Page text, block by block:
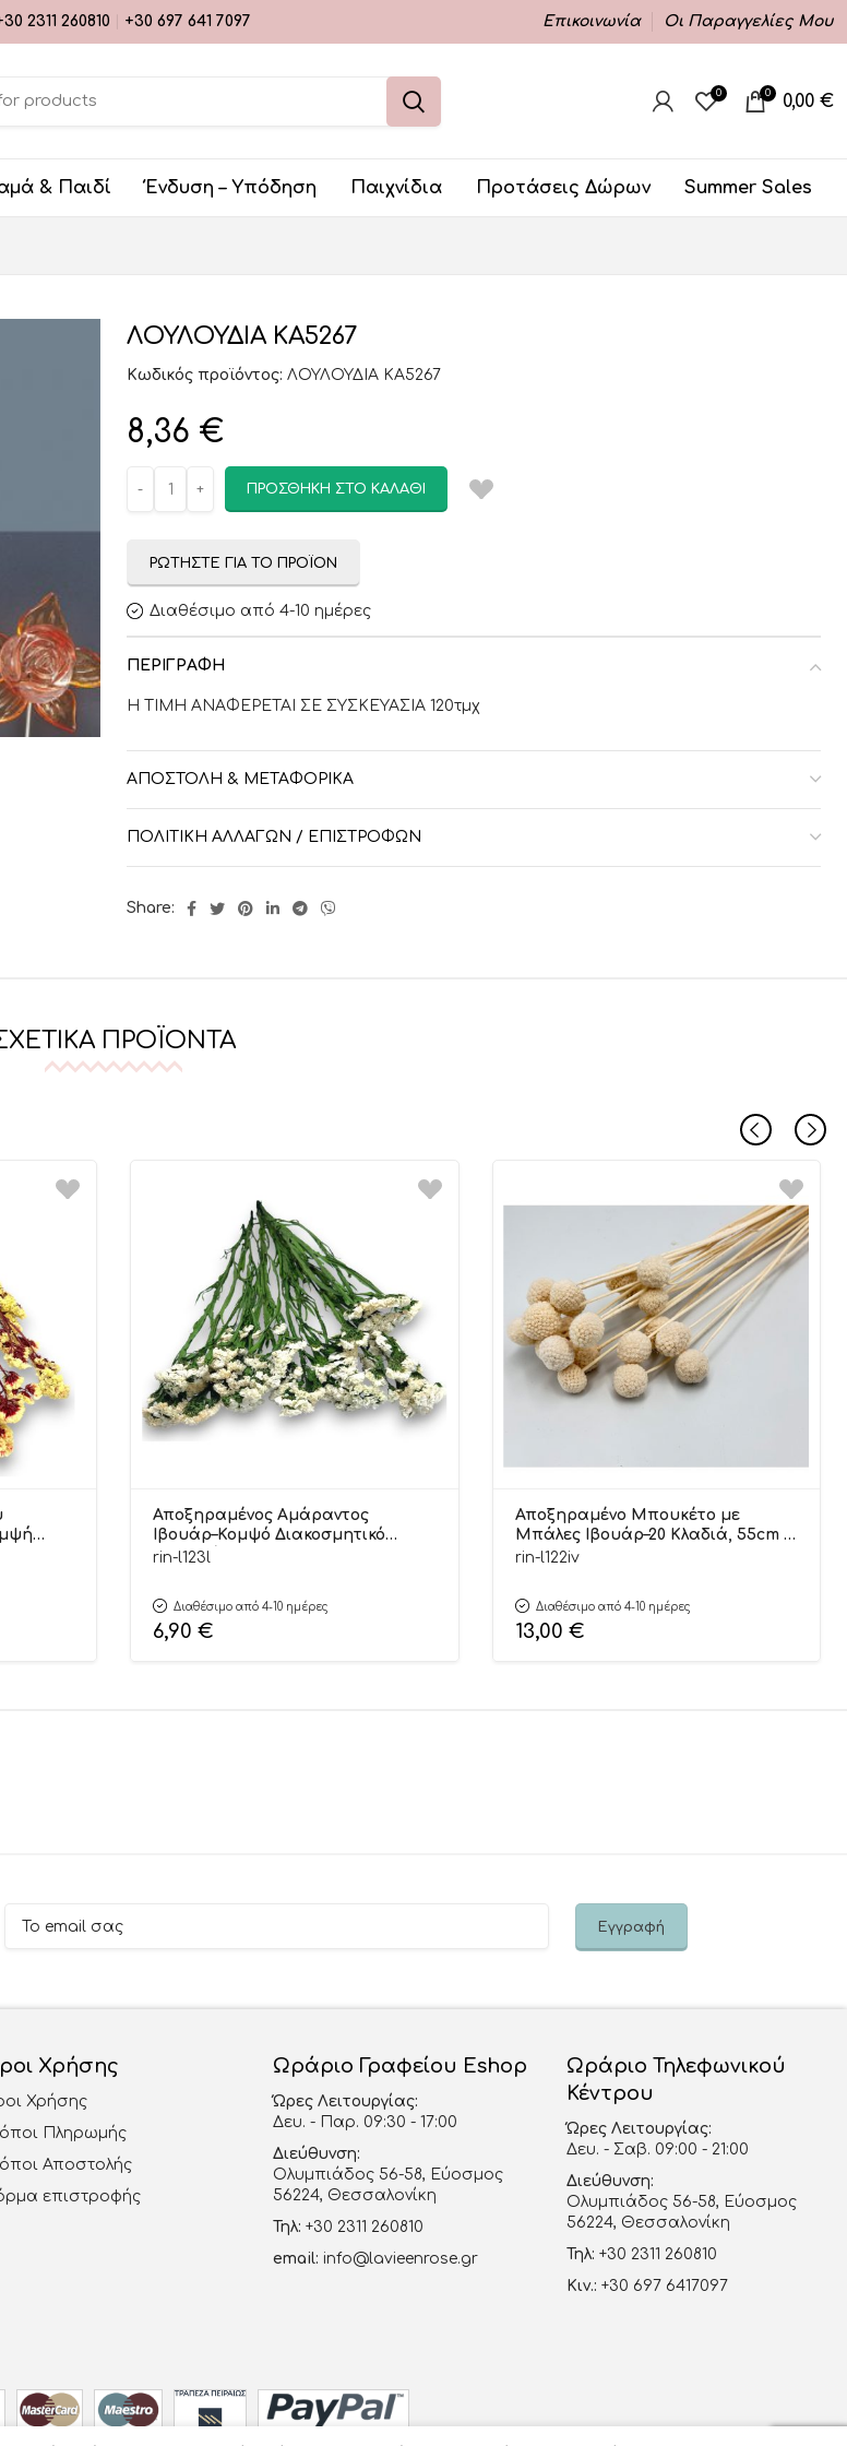
2311 260810 +30 697 641 7097 Επικοινωνία Οι Παραγγελίες Μου
0 0 0,00 €
& Παιδί Ένδυση – Υπόδηση Παιχνίδια Προτάσεις Δώρων Summer Sales
ΛΟΥΛΟΥΔΙΑ ΚΑ5267
Κωδικός προϊόντος: ΛΟΥΛΟΥΔΙΑ ΚΑ5267
8,36 €
ΠΡΟΣΘΉΚΗ ΣΤΟ ΚΑΛΆΘΙ
ΡΩΤΉΣΤΕ ΓΙΑ ΤΟ ΠΡΟΪΌΝ
Διαθέσιμο από 4-10 ημέρες
ΠΕΡΙΓΡΑΦΉ
Η ΤΙΜΗ ΑΝΑΦΕΡΕΤΑΙ ΣΕ ΣΥΣΚΕΥΑΣΙΑ 120τμχ
ΑΠΟΣΤΟΛΉ & ΜΕΤΑΦΟΡΙΚΆ
ΠΟΛΙΤΙΚΉ ΑΛΛΑΓΏΝ / ΕΠΙΣΤΡΟΦΏΝ
Share:
ΠΡΟΪΌΝΤΑ
Αποξηραμένος Αμάραντος
Ιβουάρ–Κομψό Διακοσμητικό
Μπουκέτο 70cm | Λ123Λ Riniotis
rin-l123l
Διαθέσιμο από 4-10 ημέρες
6,90 €
Αποξηραμένο Μπουκέτο με
Μπάλες Ιβουάρ–20 Κλαδιά, 55cm |
Λ122ΙΒ Riniotis
rin-l122iv
Διαθέσιμο από 4-10 ημέρες
13,00 €
Χρήσης
Χρήσης
Πληρωμής
Αποστολής
επιστροφής
Ωράριο Γραφείου Eshop
Ώρες Λειτουργίας:
Δευ. - Παρ. 09:30 - 17:00
Διεύθυνση:
Ολυμπιάδος 56-58, Εύοσμος
56224, Θεσσαλονίκη
Τηλ: +30 2311 260810
email: info@lavieenrose.gr
Ωράριο Τηλεφωνικού
Κέντρου
Ώρες Λειτουργίας:
Δευ. - Σαβ. 09:00 - 21:00
Διεύθυνση:
Ολυμπιάδος 56-58, Εύοσμος
56224, Θεσσαλονίκη
Τηλ: +30 2311 260810
Κιν.: +30 697 6417097